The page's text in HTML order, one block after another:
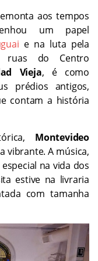
aos tempos
um papel
e na luta pela
ruas do Centro
Vieja, é como
prédios antigos,
contam a história
Montevideo
vibrante. A música,
na vida dos
estive na livraria
com tamanha